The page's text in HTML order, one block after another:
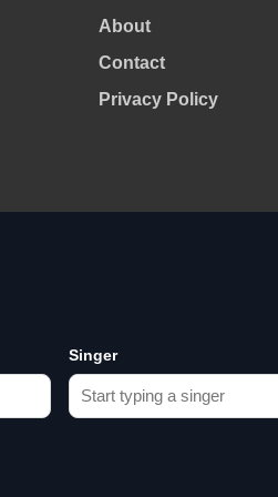
About
Contact
Privacy Policy
Singer